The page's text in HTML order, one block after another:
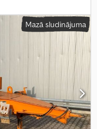
Mazā sludinājuma